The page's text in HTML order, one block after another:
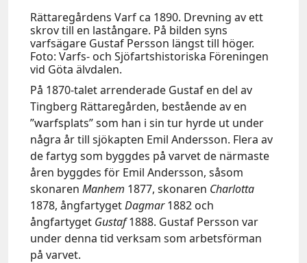
Rättaregårdens Varf ca 1890. Drevning av ett
skrov till en lastångare. På bilden syns
varfsägare Gustaf Persson längst till höger.
Foto: Varfs- och Sjöfartshistoriska Föreningen
vid Göta älvdalen.
På 1870-talet arrenderade Gustaf en del av
Tingberg Rättaregården, bestående av en
”warfsplats” som han i sin tur hyrde ut under
några år till sjökapten Emil Andersson. Flera av
de fartyg som byggdes på varvet de närmaste
åren byggdes för Emil Andersson, såsom
skonaren Manhem 1877, skonaren Charlotta
1878, ångfartygetDagmar1882 och
ångfartyget Gustaf1888. Gustaf Persson var
under denna tid verksam som arbetsförman
på varvet.